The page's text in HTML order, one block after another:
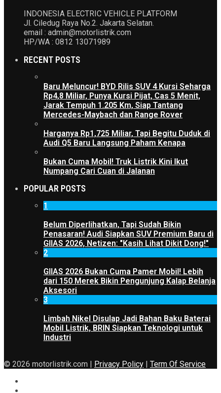
INDONESIA ELECTRIC VEHICLE PLATFORM
Jl. Ciledug Raya No.2. Jakarta Selatan.
email : admin@motorlistrik.com
HP/WA : 0812 13071989
RECENT POSTS
Baru Meluncur! BYD Rilis SUV 4 Kursi Seharga
Rp4,8 Miliar, Punya Kursi Pijat, Cas 5 Menit,
Jarak Tempuh 1.205 Km, Siap Tantang
Mercedes-Maybach dan Range Rover
Harganya Rp1,725 Miliar, Tapi Begitu Duduk di
Audi Q5 Baru Langsung Paham Kenapa
Bukan Cuma Mobil! Truk Listrik Kini Ikut
Numpang Cari Cuan di Jalanan
POPULAR POSTS
1
Belum Diperlihatkan, Tapi Sudah Bikin
Penasaran! Audi Siapkan SUV Premium Baru di
GIIAS 2026, Netizen: "Kasih Lihat Dikit Dong!"
2
GIIAS 2026 Bukan Cuma Pamer Mobil! Lebih
dari 150 Merek Bikin Pengunjung Kalap Belanja
Aksesori
3
Limbah Nikel Disulap Jadi Bahan Baku Baterai
Mobil Listrik, BRIN Siapkan Teknologi untuk
Industri
© 2026 motorlistrik.com | Privacy Policy | Term Of Service